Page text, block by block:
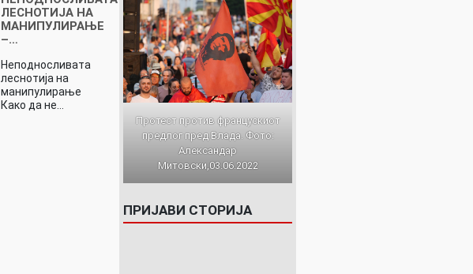
ЛЕСНОТИЈА НА
МАНИПУЛИРАЊЕ
–…
Неподносливата
леснотија на
манипулирање
Како да не…
Протест против францускиот
предлог пред Влада. Фото:
Александар
Митовски,03.06.2022
ПРИЈАВИ СТОРИЈА